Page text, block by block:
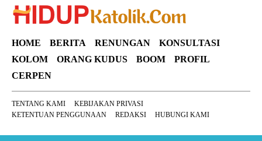
HOME BERITA RENUNGAN
KONSULTASI
KOLOM
ORANG KUDUS BOOM
PROFIL
CERPEN
TENTANG KAMI
KEBIJAKAN PRIVASI
KETENTUAN PENGGUNAAN
REDAKSI HUBUNGI KAMI